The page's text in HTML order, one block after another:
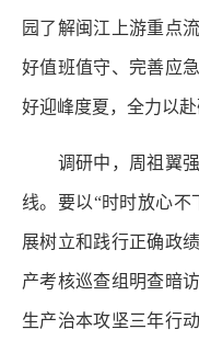
园了解闽江上游重点
好值班值守、完善应
好迎峰度夏，全力以赴
调研中，周祖翼强
线。要以“时时放心不
展树立和践行正确政
产考核巡查组明查暗
生产治本攻坚三年行